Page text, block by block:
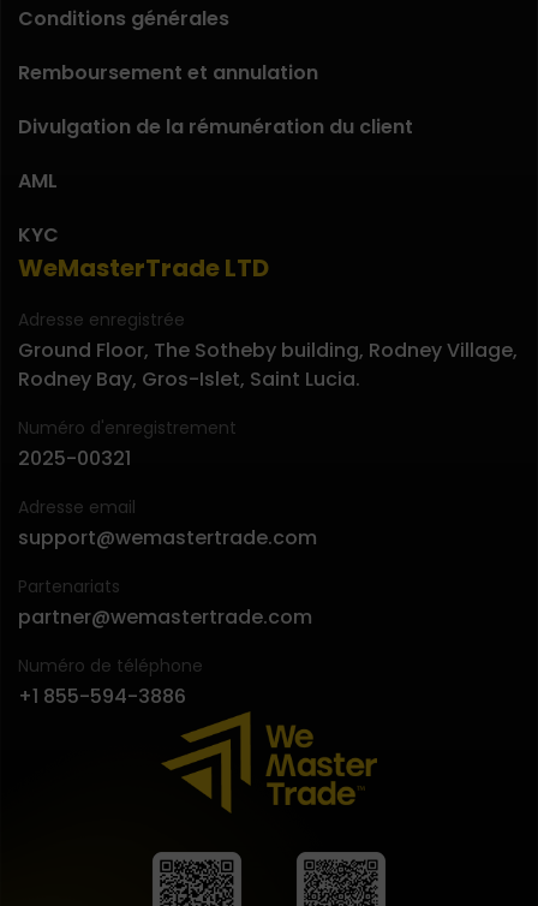
WeMasterTrade LTD
Adresse enregistrée
Ground Floor, The Sotheby building, Rodney Village,
Rodney Bay, Gros-Islet, Saint Lucia.
Numéro d'enregistrement
2025-00321
Adresse email
support@wemastertrade.com
Partenariats
partner@wemastertrade.com
Numéro de téléphone
+1 855-594-3886
Conditions générales
Remboursement et annulation
Divulgation de la rémunération du client
AML
KYC